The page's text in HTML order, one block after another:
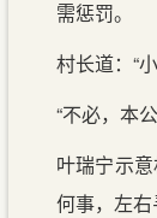
需惩罚。
村长道：“
“不必，本
叶瑞宁示
何事，左右